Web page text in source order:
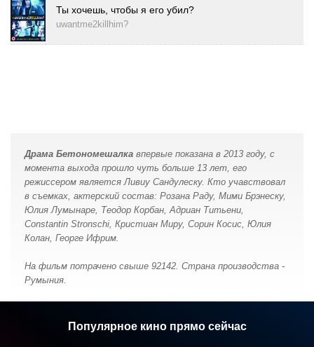
Ты хочешь, чтобы я его убил?
uwantme2killhim?
Драма Бетономешалка впервые показанa в 2013 году, с
момента выхода прошло чуть больше 13 лет, его
режиссером является Ливиу Сандулеску. Кто учавствовал
в съемках, актерский состав: Розана Раду, Мими Брэнеску,
Юлия Лумынаре, Теодор Корбан, Адриан Титьени,
Constantin Stronschi, Кристиан Миру, Сорин Косис, Юлия
Колан, Георге Ифрим.
На фильм потрачено свыше 92142. Страна производства -
Румыния.
Популярное кино прямо сейчас